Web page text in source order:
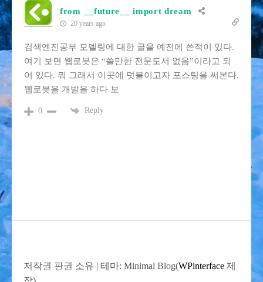
from __future__ import dream
20 years ago
검색엔진공부 모델링에 대한 글을 예전에 쓴적이 있다.
여기 보면 웹로봇은 “쓸만한 전문도서 없음”이라고 되
어 있다. 뭐 그래서 이곳에 덧붙이고자 포스팅을 써본다.
웹로봇을 개발을 하다 보
0 Reply
저작권 판권 소유 | 테마: Minimal Blog(WPinterface 제